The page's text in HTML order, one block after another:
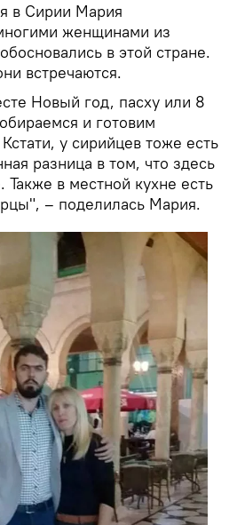
в Сирии Мария
женщинами из
в этой стране.
встречаются.
Новый год, пасху или 8
и готовим
у сирийцев тоже есть
разница в том, что здесь
в местной кухне есть
– поделилась Мария.